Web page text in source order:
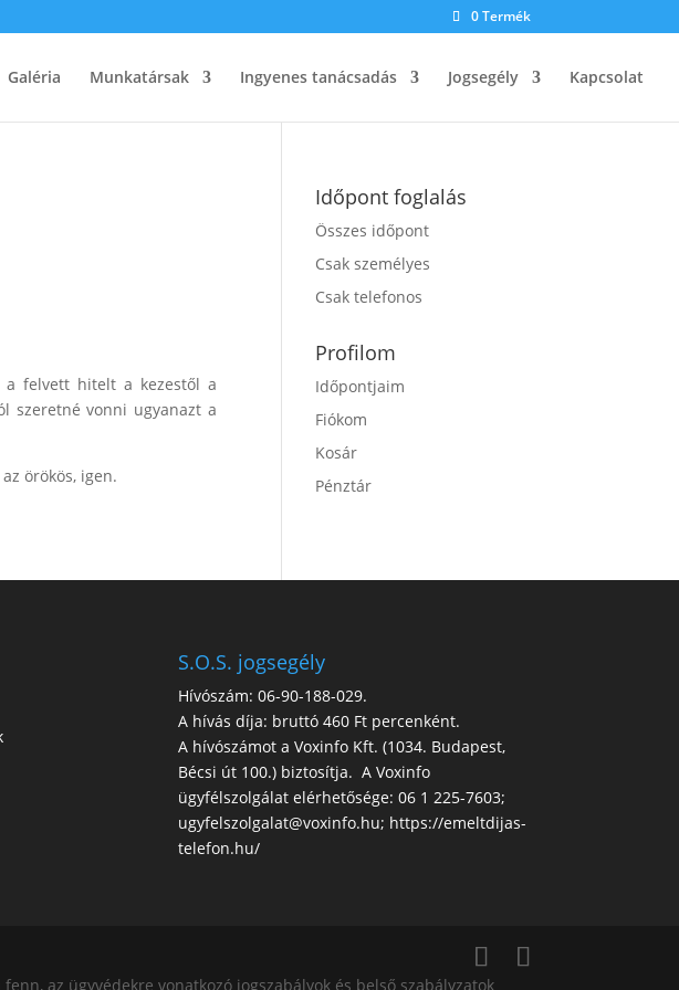
0 Termék
Galéria Munkatársak Ingyenes tanácsadás Jogsegély Kapcsolat
a felvett hitelt a kezestől a
szeretné vonni ugyanazt a
örökös, igen.
Időpont foglalás
Összes időpont
Csak személyes
Csak telefonos
Profilom
Időpontjaim
Fiókom
Kosár
Pénztár
S.O.S. jogsegély
Hívószám: 06-90-188-029.
A hívás díja: bruttó 460 Ft percenként.
A hívószámot a Voxinfo Kft. (1034. Budapest,
Bécsi út 100.) biztosítja. A Voxinfo
ügyfélszolgálat elérhetősége: 06 1 225-7603;
ugyfelszolgalat@voxinfo.hu; https://emeltdijas-
telefon.hu/
az ügyvédekre vonatkozó jogszabályok és belső szabályzatok